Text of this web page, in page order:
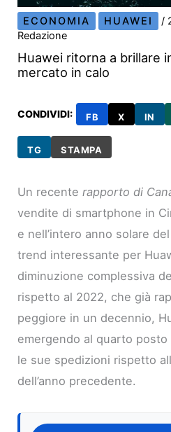
ECONOMIA HUAWEI /
Redazione
Huawei ritorna a brillare
mercato in calo
CONDIVIDI: FB X IN
TG STAMPA
Un recenterapporto di
vendite di smartphone in
e nell’intero anno solare
trend interessante per
diminuzione complessiva
rispetto al 2022, che già
peggiore in un decennio,
emergendo al quarto
le sue spedizioni rispetto
dell’anno precedente.